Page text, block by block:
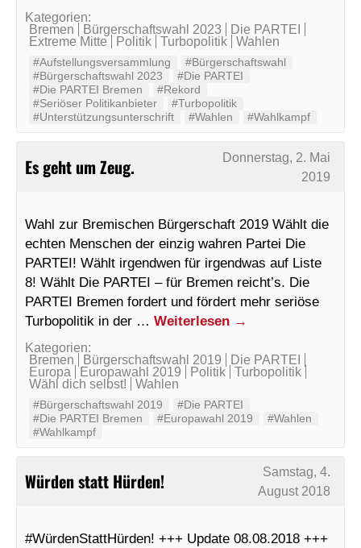
Kategorien:
Bremen
Bürgerschaftswahl 2023
Die PARTEI
Extreme Mitte
Politik Turbopolitik Wahlen
#Aufstellungsversammlung
#Bürgerschaftswahl
#Bürgerschaftswahl 2023
#Die PARTEI
#Die PARTEI Bremen
#Rekord
#Seriöser Politikanbieter
#Turbopolitik
#Unterstützungsunterschrift
#Wahlen #Wahlkampf
Es geht um Zeug.
Donnerstag, 2. Mai
2019
Wahl zur Bremischen Bürgerschaft 2019 Wählt die
echten Menschen der einzig wahren Partei Die
PARTEI! Wählt irgendwen für irgendwas auf Liste
8! Wählt Die PARTEI – für Bremen reicht’s. Die
PARTEI Bremen fordert und fördert mehr seriöse
Turbopolitik in der … Weiterlesen →
Kategorien:
Bremen
Bürgerschaftswahl 2019
Die PARTEI
Europa
Europawahl 2019 Politik
Turbopolitik
Wähl dich selbst!
Wahlen
#Bürgerschaftswahl 2019
#Die PARTEI
#Die PARTEI Bremen
#Europawahl 2019
#Wahlen
#Wahlkampf
Würden statt Hürden!
Samstag, 4.
August 2018
#WürdenStattHürden! +++ Update 08.08.2018 +++